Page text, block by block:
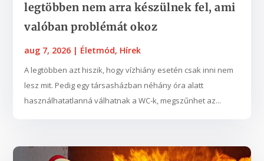
legtöbben nem arra készülnek fel, ami
valóban problémát okoz
aug 7, 2026 | Életmód, Hírek
A legtöbben azt hiszik, hogy vízhiány esetén csak inni nem
lesz mit. Pedig egy társasházban néhány óra alatt
használhatatlanná válhatnak a WC-k, megszűnhet az...